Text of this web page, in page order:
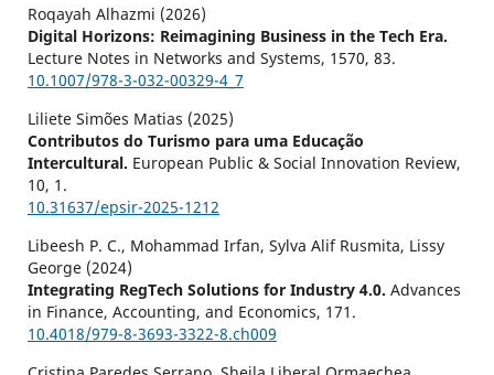
Roqayah Alhazmi (2026)
Digital Horizons: Reimagining Business in the Tech Era.
Lecture Notes in Networks and Systems, 1570, 83.
10.1007/978-3-032-00329-4_7
Liliete Simões Matias (2025)
Contributos do Turismo para uma Educação
Intercultural. European Public & Social Innovation Review,
10, 1.
10.31637/epsir-2025-1212
Libeesh P. C., Mohammad Irfan, Sylva Alif Rusmita, Lissy
George (2024)
Integrating RegTech Solutions for Industry 4.0. Advances
in Finance, Accounting, and Economics, 171.
10.4018/979-8-3693-3322-8.ch009